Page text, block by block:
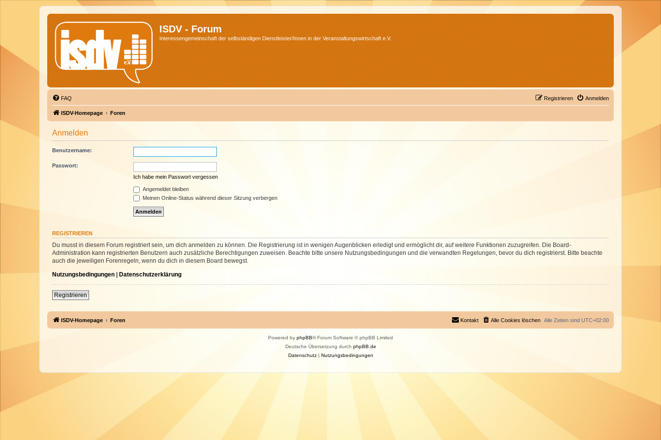
ISDV - Forum
Interessengemeinschaft der selbständigen Dienstleister/Innen in der Veranstaltungswirtschaft e.V.
FAQ Anmelden
Registrieren
ISDV-Homepage Foren
Anmelden
Benutzername:
Passwort:
Ich habe mein Passwort vergessen
Angemeldet bleiben
Meinen Online-Status während dieser Sitzung verbergen
REGISTRIEREN
Du musst in diesem Forum registriert sein, um dich anmelden zu können. Die Registrierung ist in wenigen Augenblicken erledigt und ermöglicht dir, auf weitere Funktionen zuzugreifen. Die Board-
Administration kann registrierten Benutzern auch zusätzliche Berechtigungen zuweisen. Beachte bitte unsere Nutzungsbedingungen und die verwandten Regelungen, bevor du dich registrierst. Bitte beachte
auch die jeweiligen Forenregeln, wenn du dich in diesem Board bewegst.
Nutzungsbedingungen | Datenschutzerklärung
Registrieren
ISDV-Homepage Foren Alle Zeiten sind UTC+02:00
Alle Cookies löschen
Kontakt
Powered by phpBB® Forum Software © phpBB Limited
Deutsche Übersetzung durch phpBB.de
Datenschutz| Nutzungsbedingungen